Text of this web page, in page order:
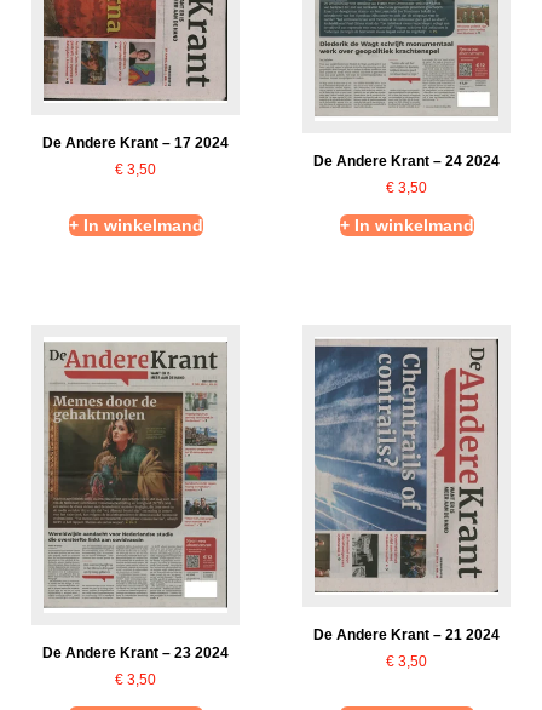
De Andere Krant – 17 2024
€ 3,50
+ In winkelmand
De Andere Krant – 24 2024
€ 3,50
+ In winkelmand
De Andere Krant – 23 2024
€ 3,50
De Andere Krant – 21 2024
€ 3,50